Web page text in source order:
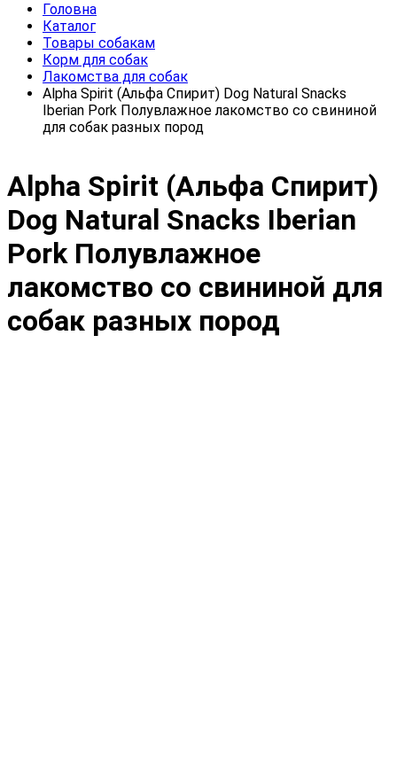
Головна
Каталог
Товары собакам
Корм для собак
Лакомства для собак
Alpha Spirit (Альфа Спирит) Dog Natural Snacks
Iberian Pork Полувлажное лакомство со свининой
для собак разных пород
Alpha Spirit (Альфа Спирит)
Dog Natural Snacks Iberian
Pork Полувлажное
лакомство со свининой для
собак разных пород